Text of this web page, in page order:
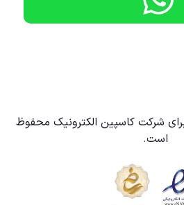
شرکت کاسپین الکترونیک محفوظ
است.